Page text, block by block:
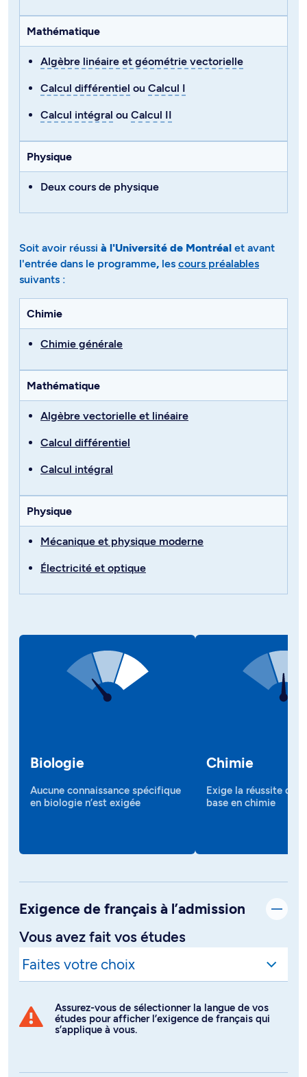
Mathématique
Algèbre linéaire et géométrie vectorielle
Calcul différentiel ou Calcul I
Calcul intégral ou Calcul II
Physique
Deux cours de physique
Soit avoir réussi à l'Université de Montréal et avant
l'entrée dans le programme, les cours préalables
suivants :
Chimie
Chimie générale
Mathématique
Algèbre vectorielle et linéaire
Calcul différentiel
Calcul intégral
Physique
Mécanique et physique moderne
Électricité et optique
Biologie
Aucune connaissance spécifique
en biologie n’est exigée
Chimie
Exige la réussite
base en chimie
Exigence de français à l’admission
Vous avez fait vos études
Assurez-vous de sélectionner la langue de vos
études pour afficher l’exigence de français qui
s’applique à vous.